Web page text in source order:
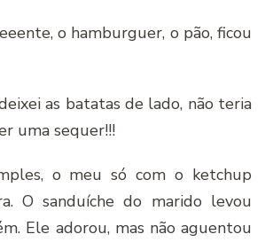
o hamburguer, o pão, ficou
as batatas de lado, não teria
uma sequer!!!
o meu só com o ketchup
O sanduíche do marido levou
Ele adorou, mas não aguentou